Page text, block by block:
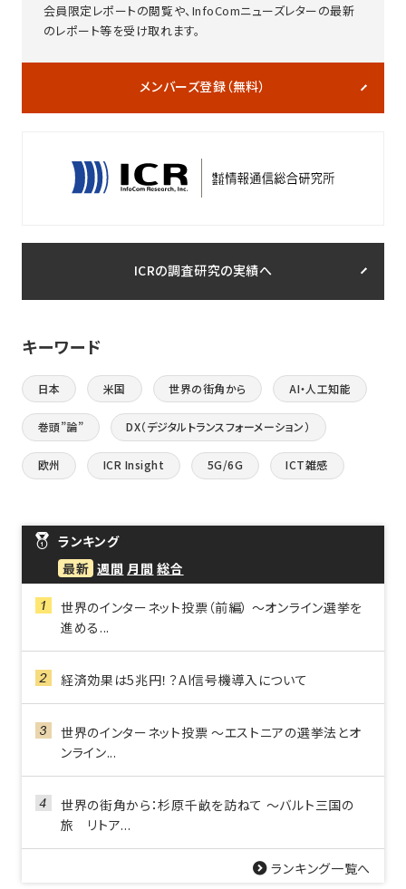
会員限定レポートの閲覧や、InfoComニューズレターの最新
のレポート等を受け取れます。
メンバーズ登録（無料）
ICRの調査研究の実績へ
キーワード
日本 米国 世界の街角から AI・人工知能
巻頭”論” DX（デジタルトランスフォーメーション）
欧州 ICR Insight 5G/6G ICT雑感
ランキング
最新 週間 月間 総合
世界のインターネット投票（前編） ～オンライン選挙を
進める...
経済効果は5兆円！？AI信号機導入について
世界のインターネット投票 ～エストニアの選挙法とオ
ンライン...
世界の街角から：杉原千畝を訪ねて ～バルト三国の
旅 リトア...
ランキング一覧へ